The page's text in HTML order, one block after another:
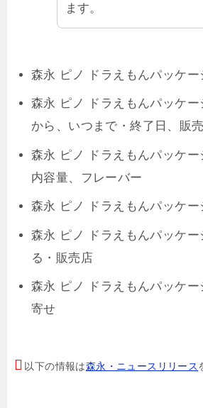
ます。
森永 ピノ ドラえもんパッケー
森永 ピノ ドラえもんパッケ
から、いつまで・終了日、販
森永 ピノ ドラえもんパッケー
内容量、フレーバー
森永 ピノ ドラえもんパッケー
森永 ピノ ドラえもんパッケー
る・販売店
森永 ピノ ドラえもんパッケー
寄せ
以下の情報は森永・ニュースリリース